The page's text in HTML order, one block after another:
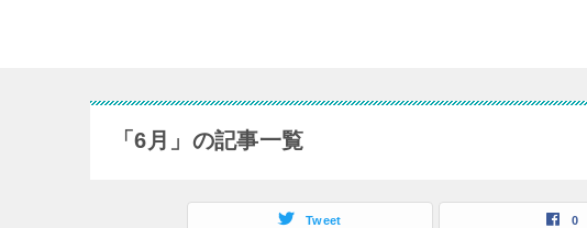
「6月」の記事一覧
Tweet 0